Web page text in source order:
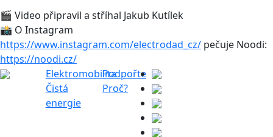
🎬 Video připravil a stříhal Jakub Kutílek
📸 O Instagram
https://www.instagram.com/electrodad_cz/ pečuje Noodi:
https://noodi.cz/
Elektromobilita
Čistá
energie
Podpořte
Proč?